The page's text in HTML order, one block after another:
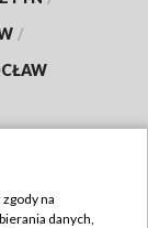
/
na
danych,